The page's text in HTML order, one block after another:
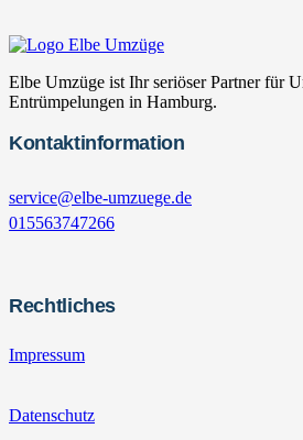
Elbe Umzüge ist Ihr seriöser Partner für
Entrümpelungen in Hamburg.
Kontaktinformation
service@elbe-umzuege.de
015563747266
Rechtliches
Impressum
Datenschutz